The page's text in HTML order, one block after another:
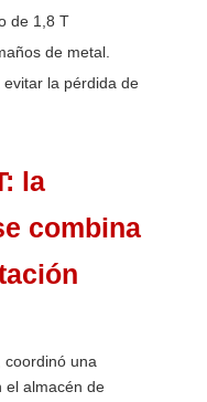
de 1,8 T
de metal.
la pérdida de
la
combina
coordinó una
el almacén de